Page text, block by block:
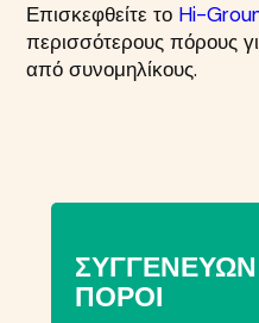
Επισκεφθείτε το Hi-
περισσότερους πόρους
από συνομηλίκους.
ΣΥΓΓΕΝΕΎΩΝ
ΠΌΡΟΙ